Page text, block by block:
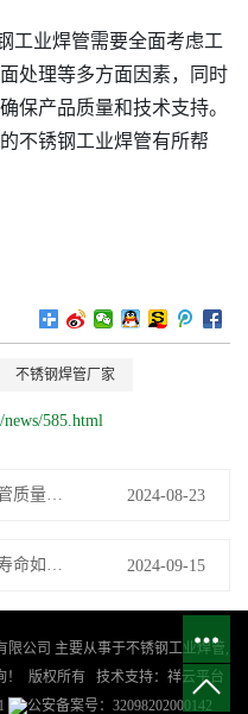
工业焊管需要全面考虑工
处理等多方面因素，同时
保产品质量和技术支持。
不锈钢工业焊管有所帮
不锈钢焊管厂家
585.html
怎样判断不锈钢工业焊管质量好坏？ 2024-08-23
不锈钢工业焊管的使用寿命如何？ 2024-09-15
限公司 主要从事于不锈钢工业焊管
！ 版权所有 技术支持： 祥云平台
公安备案号：32098202000142